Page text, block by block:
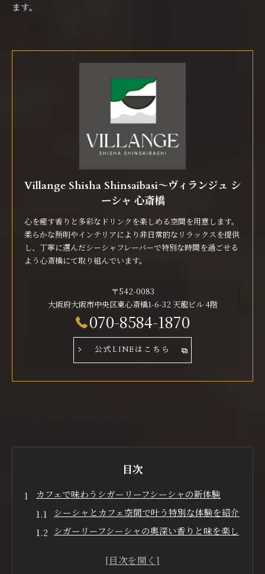
ます。
Villange Shisha Shinsaibasi〜ヴィランジュ シ
ーシャ 心斎橋
心を癒す香りと多彩なドリンクを楽しめる空間を用意します。
柔らかな照明やインテリアにより非日常的なリラックスを提供
し、丁寧に選んだシーシャフレーバーで特別な時間を過ごせる
よう心斎橋にて取り組んでいます。
〒542-0083
大阪府大阪市中央区東心斎橋1-6-32 天龍ビル 4階
070-8584-1870
公式LINEはこちら
目次
カフェで味わうシガーリーフシーシャの新体験
シーシャとカフェ空間で叶う特別な体験を紹介
シガーリーフシーシャの奥深い香りと味を楽し
大阪府のカフェで味わえる新感覚シーシャの魅